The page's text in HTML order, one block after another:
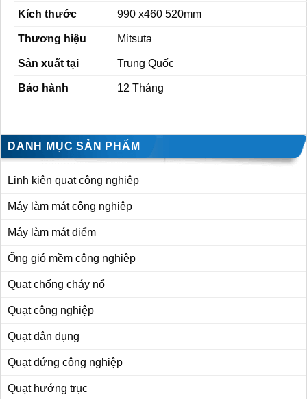
Kích thước 990 x460 520mm
Thương hiệu Mitsuta
Sản xuất tại Trung Quốc
Bảo hành 12 Tháng
DANH MỤC SẢN PHẨM
Linh kiện quạt công nghiệp
Máy làm mát công nghiệp
Máy làm mát điểm
Ống gió mềm công nghiệp
Quạt chống cháy nổ
Quạt công nghiệp
Quạt dân dụng
Quạt đứng công nghiệp
Quạt hướng trục